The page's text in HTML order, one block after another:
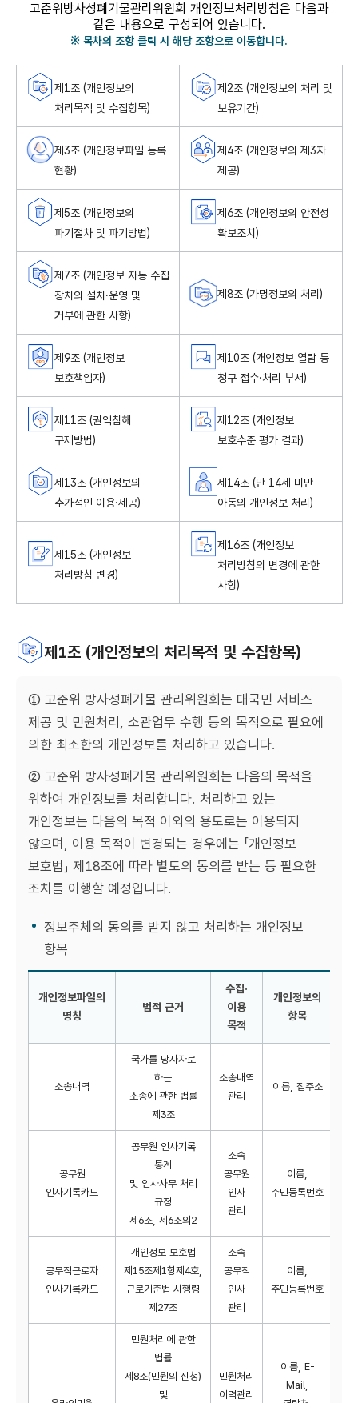
고준위방사성폐기물관리위원회 개인정보처리방침은 다음과
같은 내용으로 구성되어 있습니다.
※ 목차의 조항 클릭 시 해당 조항으로 이동합니다.
제1조 (개인정보의
처리목적 및 수집항목)
제2조 (개인정보의 처리 및
보유기간)
제3조 (개인정보파일 등록
현황)
제4조 (개인정보의 제3자
제공)
제5조 (개인정보의
파기절차 및 파기방법)
제6조 (개인정보의 안전성
확보조치)
제7조 (개인정보 자동 수집
장치의 설치·운영 및
거부에 관한 사항)
제8조 (가명정보의 처리)
제9조 (개인정보
보호책임자)
제10조 (개인정보 열람 등
청구 접수·처리 부서)
제11조 (권익침해
구제방법)
제12조 (개인정보
보호수준 평가 결과)
제13조 (개인정보의
추가적인 이용·제공)
제14조 (만 14세 미만
아동의 개인정보 처리)
제15조 (개인정보
처리방침 변경)
제16조 (개인정보
처리방침의 변경에 관한
사항)
제1조 (개인정보의 처리목적 및 수집항목)
① 고준위 방사성폐기물 관리위원회는 대국민 서비스
제공 및 민원처리, 소관업무 수행 등의 목적으로 필요에
의한 최소한의 개인정보를 처리하고 있습니다.
② 고준위 방사성폐기물 관리위원회는 다음의 목적을
위하여 개인정보를 처리합니다. 처리하고 있는
개인정보는 다음의 목적 이외의 용도로는 이용되지
않으며, 이용 목적이 변경되는 경우에는 「개인정보
보호법」 제18조에 따라 별도의 동의를 받는 등 필요한
조치를 이행할 예정입니다.
정보주체의 동의를 받지 않고 처리하는 개인정보
항목
개인정보파일의
명칭
법적 근거
수집·
이용
목적
개인정보의
항목
소송내역
국가를 당사자로
하는
소송에 관한 법률
제3조
소송내역
관리
이름, 집주소
공무원
인사기록카드
공무원 인사기록
통계
및 인사사무 처리
규정
제6조, 제6조의2
소속
공무원
인사
관리
이름,
주민등록번호
공무직근로자
인사기록카드
개인정보 보호법
제15조제1항제4호,
근로기준법 시행령
제27조
소속
공무직
인사
관리
이름,
주민등록번호
민원처리에 관한
법률
제8조(민원의 신청)
및
민원처리
이력관리
이름, E-
Mail,